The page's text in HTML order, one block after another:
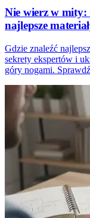
Nie wierz w mity:
najlepsze
Gdzie znaleźć
sekrety ekspertów i
góry nogami.